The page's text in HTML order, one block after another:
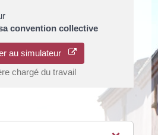
convention collective
au simulateur
chargé du travail